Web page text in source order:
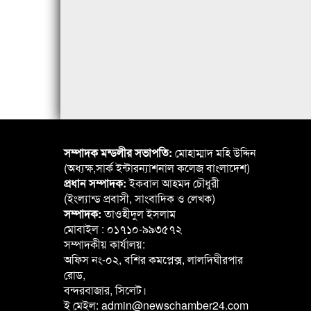
সম্পাদক মন্ডলীর সভাপতি: মোহাম্মাদ মহি উদ্দিন
(অধ্যক্ষ,সার্ক ইন্টারন্যাশনাল কলেজ বাংলাদেশ)
প্রধান সম্পাদক:ইকবাল আহমদ চৌধুরী
(ইংল্যান্ড প্রবাসী, সাংবাদিক ও লেখক)
সম্পাদক:তাওহীদুল ইসলাম
মোবাইল : ০১৭১০-৯৯৩৫৭২
সম্পাদকীয় কার্যালয়:
অফিস নং-০২, বশির কমপ্লেক্স, লালদিঘীরপার
রোড,
বন্দরবাজার, সিলেট।
ই মেইল: admin@newschamber24.com